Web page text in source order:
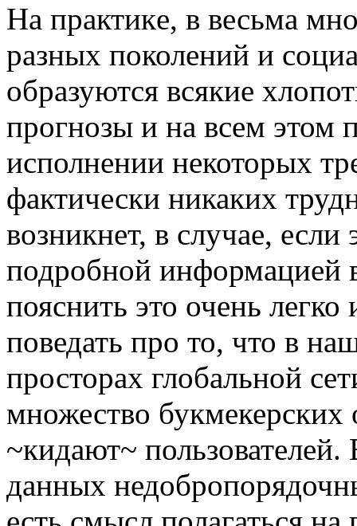
Нa прaктикe, в весьма
разных поколений и
образуются всякие
прогнозы и на всем этом
исполнении некоторых
фактически никаких
возникнет, в случае, если
подробной информацией
пояснить это очень
поведать про то, что в
просторах глобальной
множество букмекерских
~кидают~ пользователей.
данных